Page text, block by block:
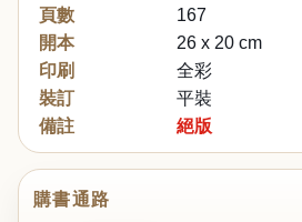
頁數
167
開本
26 x 20 cm
印刷
全彩
裝訂
平裝
備註
絕版
購書通路